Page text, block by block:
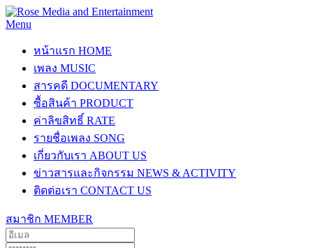
Menu
หน้าแรก HOME
เพลง MUSIC
สารคดี DOCUMENTARY
ซื้อสินค้า PRODUCT
ค่าลิขสิทธิ์ RATE
รายชื่อเพลง SONG
เกี่ยวกับเรา ABOUT US
ข่าวสารและกิจกรรม NEWS & ACTIVITY
ติดต่อเรา CONTACT US
สมาชิก MEMBER